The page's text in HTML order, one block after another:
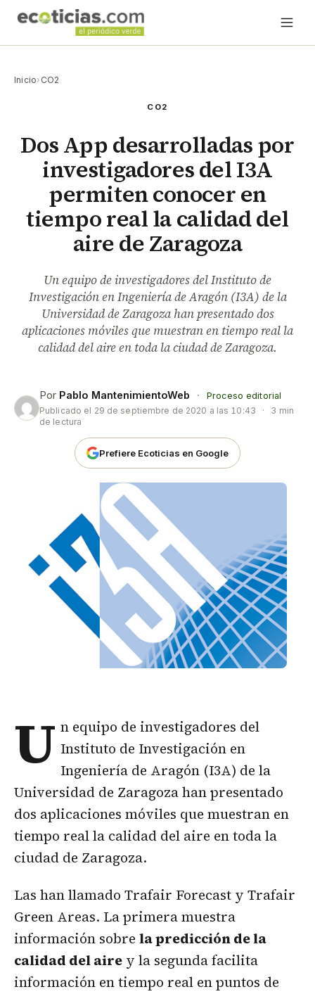
Inicio› CO2
CO2
Dos App desarrolladas por
investigadores del I3A
permiten conocer en
tiempo real la calidad del
aire de Zaragoza
Un equipo de investigadores del Instituto de
Investigación en Ingeniería de Aragón (I3A) de la
Universidad de Zaragoza han presentado dos
aplicaciones móviles que muestran en tiempo real la
calidad del aire en toda la ciudad de Zaragoza.
Por Pablo MantenimientoWeb ·
Proceso editorial
Publicado el 29 de septiembre de 2020 a las 10:43 ·
3 min
de lectura
Prefiere Ecoticias en Google
U n equipo de investigadores del
Instituto de Investigación en
Ingeniería de Aragón (I3A) de la
Universidad de Zaragoza han presentado
dos aplicaciones móviles que muestran en
tiempo real la calidad del aire en toda la
ciudad de Zaragoza.
Las han llamado Trafair Forecast y Trafair
Green Areas. La primera muestra
información sobre la predicción de la
calidad del aire y la segunda facilita
información en tiempo real en puntos de